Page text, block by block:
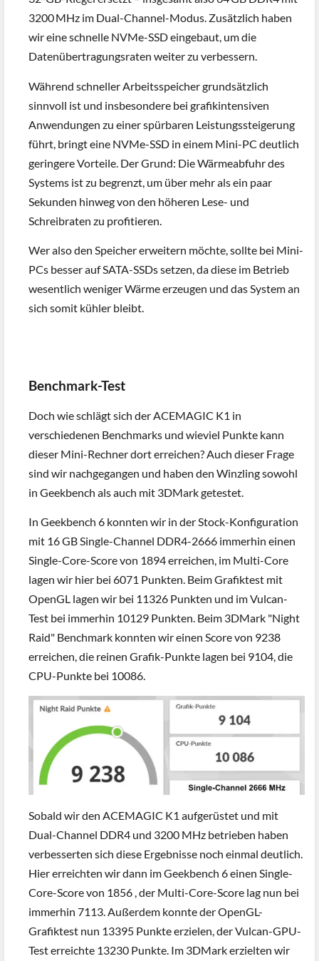
3200 MHz im Dual-Channel-Modus. Zusätzlich haben
wir eine schnelle NVMe-SSD eingebaut, um die
Datenübertragungsraten weiter zu verbessern.
Während schneller Arbeitsspeicher grundsätzlich
sinnvoll ist und insbesondere bei grafikintensiven
Anwendungen zu einer spürbaren Leistungssteigerung
führt, bringt eine NVMe-SSD in einem Mini-PC deutlich
geringere Vorteile. Der Grund: Die Wärmeabfuhr des
Systems ist zu begrenzt, um über mehr als ein paar
Sekunden hinweg von den höheren Lese- und
Schreibraten zu profitieren.
Wer also den Speicher erweitern möchte, sollte bei Mini-
PCs besser auf SATA-SSDs setzen, da diese im Betrieb
wesentlich weniger Wärme erzeugen und das System an
sich somit kühler bleibt.
Benchmark-Test
Doch wie schlägt sich der ACEMAGIC K1 in
verschiedenen Benchmarks und wieviel Punkte kann
dieser Mini-Rechner dort erreichen? Auch dieser Frage
sind wir nachgegangen und haben den Winzling sowohl
in Geekbench als auch mit 3DMark getestet.
In Geekbench 6 konnten wir in der Stock-Konfiguration
mit 16 GB Single-Channel DDR4-2666 immerhin einen
Single-Core-Score von 1894 erreichen, im Multi-Core
lagen wir hier bei 6071 Punkten. Beim Grafiktest mit
OpenGL lagen wir bei 11326 Punkten und im Vulcan-
Test bei immerhin 10129 Punkten. Beim 3DMark "Night
Raid" Benchmark konnten wir einen Score von 9238
erreichen, die reinen Grafik-Punkte lagen bei 9104, die
CPU-Punkte bei 10086.
Sobald wir den ACEMAGIC K1 aufgerüstet und mit
Dual-Channel DDR4 und 3200 MHz betrieben haben
verbesserten sich diese Ergebnisse noch einmal deutlich.
Hier erreichten wir dann im Geekbench 6 einen Single-
Core-Score von 1856 , der Multi-Core-Score lag nun bei
immerhin 7113. Außerdem konnte der OpenGL-
Grafiktest nun 13395 Punkte erzielen, der Vulcan-GPU-
Test erreichte 13230 Punkte. Im 3DMark erzielten wir